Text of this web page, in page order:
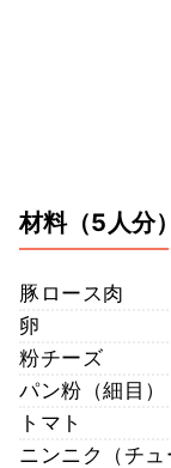
材料（5人分）
豚ロース肉
卵
粉チーズ
パン粉（細目）
トマト
ニンニク（チュ